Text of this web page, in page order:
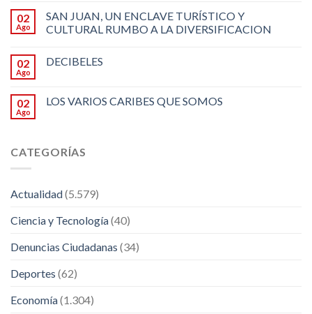
02
Ago
SAN JUAN, UN ENCLAVE TURÍSTICO Y
CULTURAL RUMBO A LA DIVERSIFICACION
02
Ago
DECIBELES
02
Ago
LOS VARIOS CARIBES QUE SOMOS
CATEGORÍAS
Actualidad(5.579)
Ciencia y Tecnología(40)
Denuncias Ciudadanas (34)
Deportes (62)
Economía(1.304)